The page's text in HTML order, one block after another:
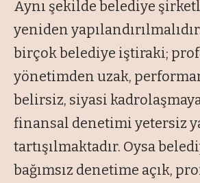
Aynı şekilde belediye
yeniden
birçok belediye iştiraki;
yönetimden uzak,
belirsiz, siyasi
finansal denetimi yetersiz
tartışılmaktadır. Oysa
bağımsız denetime açık,